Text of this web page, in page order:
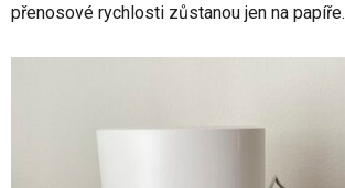
přenosové rychlosti zůstanou jen na papíře.